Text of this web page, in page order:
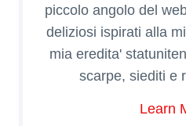
piccolo angolo del
deliziosi ispirati alla
mia eredita'
scarpe, siediti e
Learn